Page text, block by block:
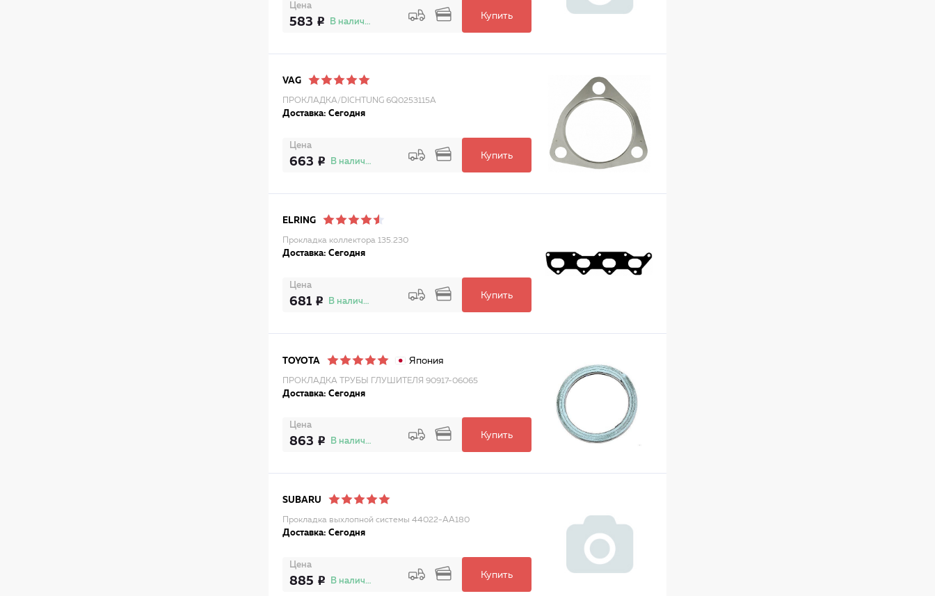
Цена
583 В наличии
Купить
VAG
ПРОКЛАДКА/DICHTUNG 6Q0253115A
Доставка: Сегодня
Цена
663 В наличии
Купить
ELRING
Прокладка коллектора 135.230
Доставка: Сегодня
Цена
681 В наличии
Купить
TOYOTA Япония
ПРОКЛАДКА ТРУБЫ ГЛУШИТЕЛЯ 90917-06065
Доставка: Сегодня
Цена
863 В наличии
Купить
SUBARU
Прокладка выхлопной системы 44022-AA180
Доставка: Сегодня
Цена
885 В наличии
Купить